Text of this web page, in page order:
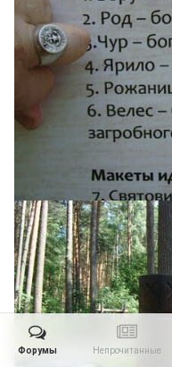
Форумы Непрочитанные